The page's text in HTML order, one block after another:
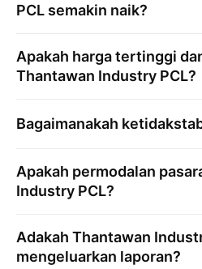
PCL semakin naik?
Apakah harga tertinggi
Thantawan Industry PCL?
Bagaimanakah
Apakah permodalan
Industry PCL?
Adakah Thantawan
mengeluarkan laporan?